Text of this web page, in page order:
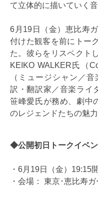
て立体的に描いていく
6月19日（金）恵比寿
付けた観客を前にトー
た。彼らをリスペクト
KEIKO WALKER氏（
（ミュージシャン／
訳・翻訳家／音楽ライ
笹峰愛氏が務め、劇中
のレジェンドたちの魅
◆公開初日トークイベン
・6月19日（金）19:15
・会場： 東京･恵比寿